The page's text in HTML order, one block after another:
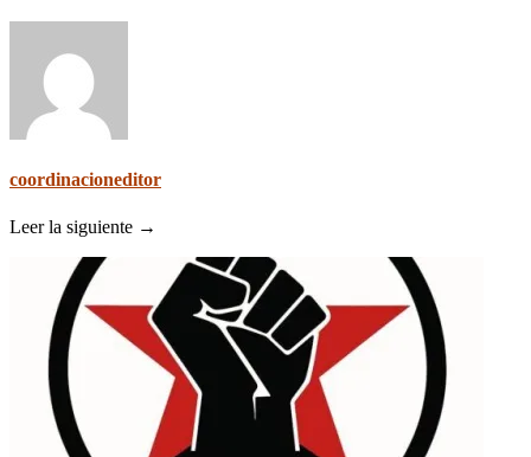
coordinacioneditor
Leer la siguiente →